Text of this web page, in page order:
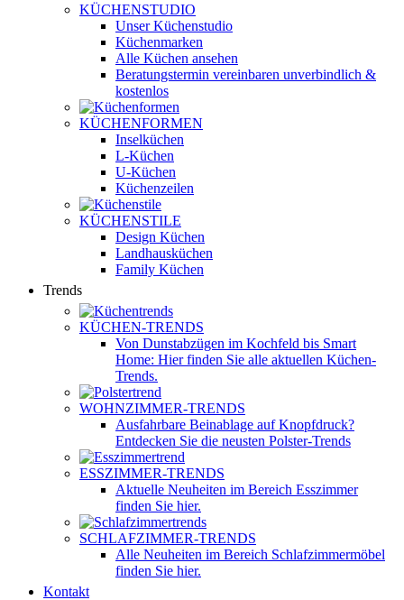
KÜCHENSTUDIO
Unser Küchenstudio
Küchenmarken
Alle Küchen ansehen
Beratungstermin vereinbaren unverbindlich &
kostenlos
KÜCHENFORMEN
Inselküchen
L-Küchen
U-Küchen
Küchenzeilen
KÜCHENSTILE
Design Küchen
Landhausküchen
Family Küchen
Trends
KÜCHEN-TRENDS
Von Dunstabzügen im Kochfeld bis Smart
Home: Hier finden Sie alle aktuellen Küchen-
Trends.
WOHNZIMMER-TRENDS
Ausfahrbare Beinablage auf Knopfdruck?
Entdecken Sie die neusten Polster-Trends
ESSZIMMER-TRENDS
Aktuelle Neuheiten im Bereich Esszimmer
finden Sie hier.
SCHLAFZIMMER-TRENDS
Alle Neuheiten im Bereich Schlafzimmermöbel
finden Sie hier.
Kontakt